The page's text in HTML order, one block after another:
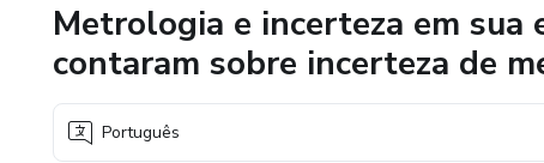
Metrologia e incerteza em sua
contaram sobre incerteza de
Português